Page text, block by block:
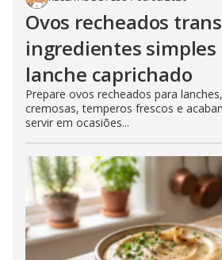
Ovos recheados
ingredientes simples
lanche caprichado
Prepare ovos recheados para
cremosas, temperos frescos e
servir em ocasiões...